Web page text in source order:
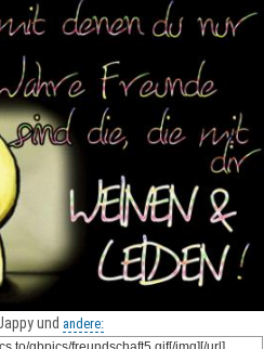
und andere: